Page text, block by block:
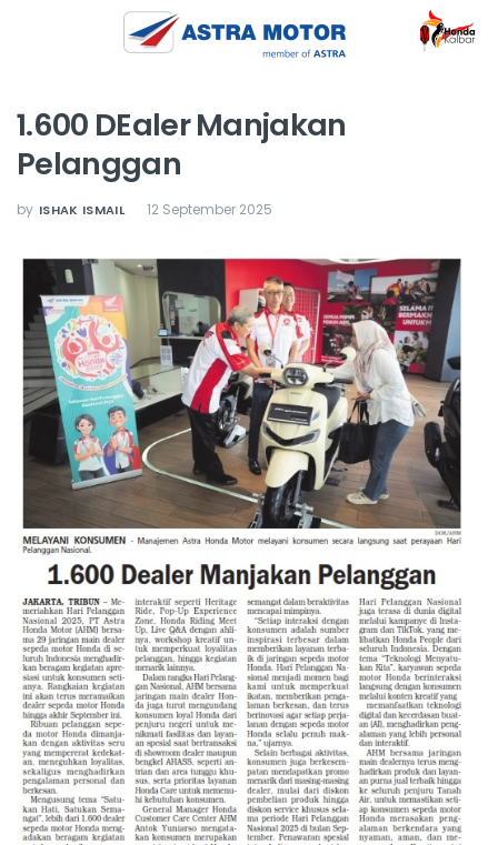
1.600 DEaler Manjakan
Pelanggan
by ISHAK ISMAIL 12 September 2025